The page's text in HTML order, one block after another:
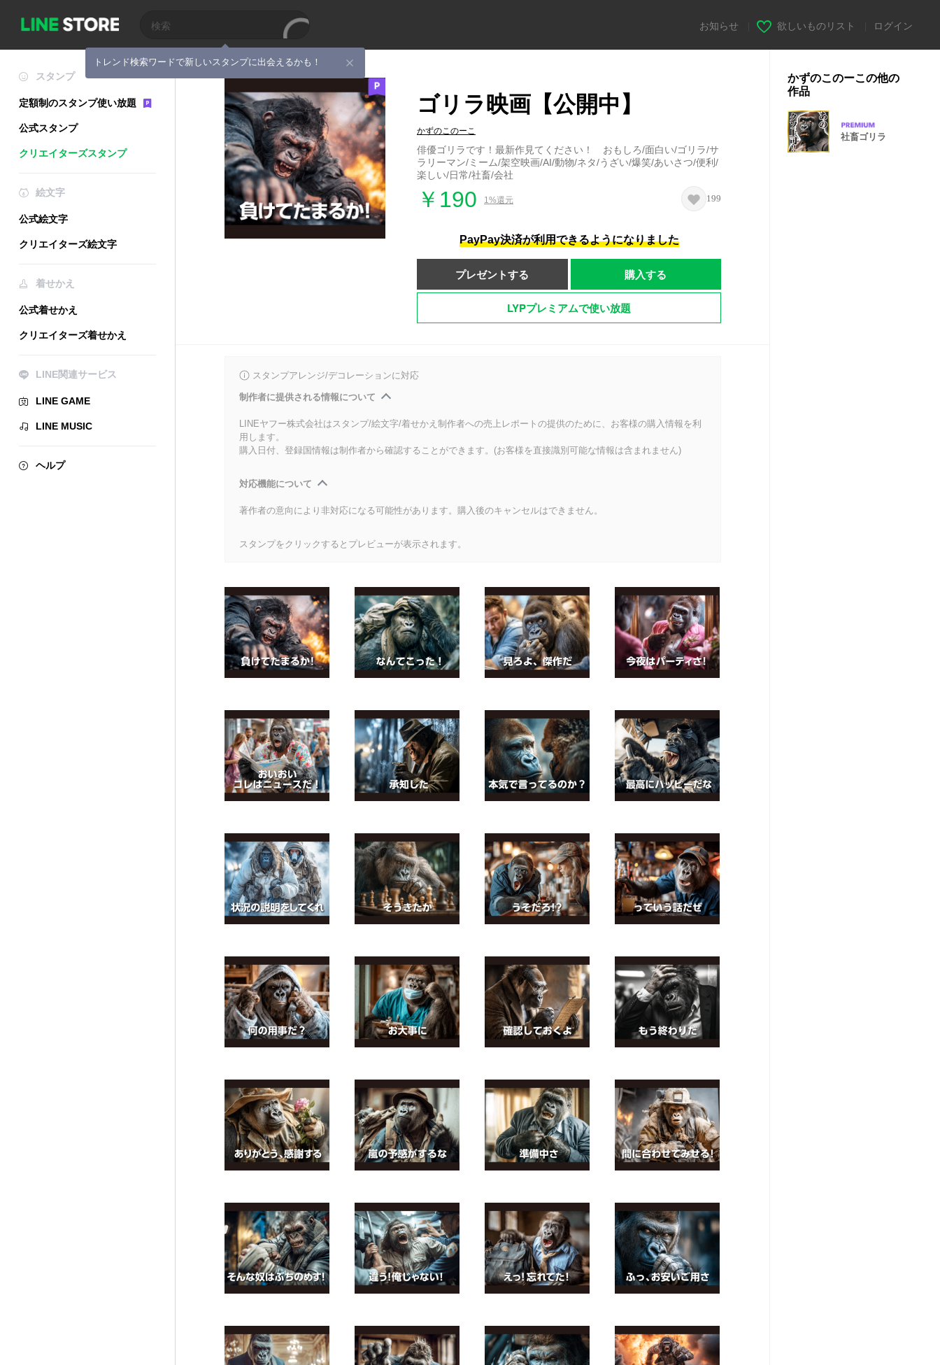
トレンド検索ワードで新しいスタンプに出会えるかも！
お知らせ 欲しいものリスト ログイン
スタンプ
定額制のスタンプ使い放題
公式スタンプ
クリエイターズスタンプ
絵文字
公式絵文字
クリエイターズ絵文字
着せかえ
公式着せかえ
クリエイターズ着せかえ
LINE関連サービス
LINE GAME
LINE MUSIC
ヘルプ
ゴリラ映画【公開中】
かずのこのーこ
俳優ゴリラです！最新作見てください！ おもしろ/面白い/ゴリラ/サ
ラリーマン/ミーム/架空映画/AI/動物/ネタ/うざい/爆笑/あいさつ/便利/
楽しい/日常/社畜/会社
￥190 1%還元 199
PayPay決済が利用できるようになりました
プレゼントする 購入する
LYPプレミアムで使い放題
スタンプアレンジ/デコレーションに対応
制作者に提供される情報について
LINEヤフー株式会社はスタンプ/絵文字/着せかえ制作者への売上レポートの提供のために、お客様の購入情報を利
用します。
購入日付、登録国情報は制作者から確認することができます。(お客様を直接識別可能な情報は含まれません)
対応機能について
著作者の意向により非対応になる可能性があります。購入後のキャンセルはできません。
スタンプをクリックするとプレビューが表示されます。
かずのこのーこの他の
作品
社畜ゴリラ